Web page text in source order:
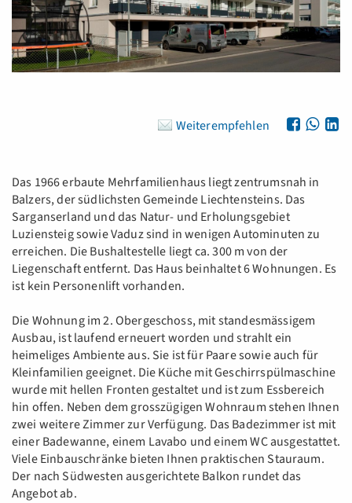
Weiterempfehlen
Das 1966 erbaute Mehrfamilienhaus liegt zentrumsnah in
Balzers, der südlichsten Gemeinde Liechtensteins. Das
Sarganserland und das Natur- und Erholungsgebiet
Luziensteig sowie Vaduz sind in wenigen Autominuten zu
erreichen. Die Bushaltestelle liegt ca. 300 m von der
Liegenschaft entfernt. Das Haus beinhaltet 6 Wohnungen. Es
ist kein Personenlift vorhanden.
Die Wohnung im 2. Obergeschoss, mit standesmässigem
Ausbau, ist laufend erneuert worden und strahlt ein
heimeliges Ambiente aus. Sie ist für Paare sowie auch für
Kleinfamilien geeignet. Die Küche mit Geschirrspülmaschine
wurde mit hellen Fronten gestaltet und ist zum Essbereich
hin offen. Neben dem grosszügigen Wohnraum stehen Ihnen
zwei weitere Zimmer zur Verfügung. Das Badezimmer ist mit
einer Badewanne, einem Lavabo und einem WC ausgestattet.
Viele Einbauschränke bieten Ihnen praktischen Stauraum.
Der nach Südwesten ausgerichtete Balkon rundet das
Angebot ab.